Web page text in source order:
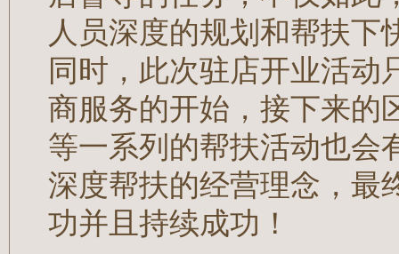
人员深度的规划和帮扶下
同时，此次驻店开业活动
商服务的开始，接下来的
等一系列的帮扶活动也会
深度帮扶的经营理念，最
功并且持续成功！